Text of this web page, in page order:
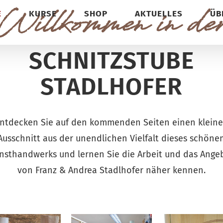
KURSE SHOP AKTUELLES
in
SCHNITZSTUBE
STADLHOFER
Sie auf den kommenden Seiten einen
aus der unendlichen Vielfalt dieses
und lernen Sie die Arbeit und das
von Franz & Andrea Stadlhofer näher kennen.